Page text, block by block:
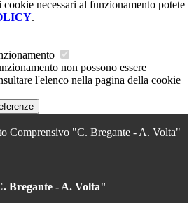
necessari al funzionamento potete
.
non possono essere
l'elenco nella pagina della cookie
Comprensivo "C. Bregante - A. Volta"
Bregante - A. Volta"